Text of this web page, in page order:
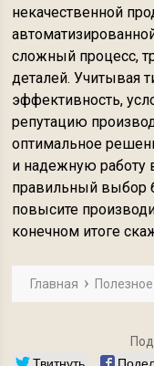
некачественной
сложный процесс,
деталей. Учитывая
эффективность,
репутацию
оптимальное
и надежную работу
правильный выбор
повысите
конечном итоге
Главная Полезное
Твитнуть